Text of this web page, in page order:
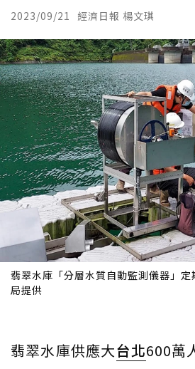
2023/09/21 經濟日報 楊文琪
翡翠水庫「分層水質自動監測儀器」
局提供
翡翠水庫供應大台北600萬